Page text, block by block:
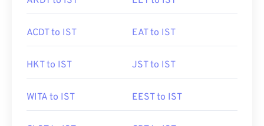
ACDT to IST EAT to IST
HKT to IST JST to IST
WITA to IST EEST to IST